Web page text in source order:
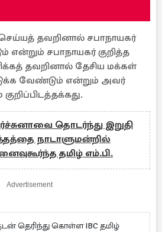
தவறினால் சபாநாயகர்
என்றும் சபாநாயகர் குறித்த
தவறினால் தேசிய மக்கள்
வேண்டும் என்றும் அவர்
தொடர்ந்து இறுதி
நாடாளுமன்றில்
தமிழ் எம்.பி.
Advertisement
தெரிந்து கொள்ள IBC தமிழ்